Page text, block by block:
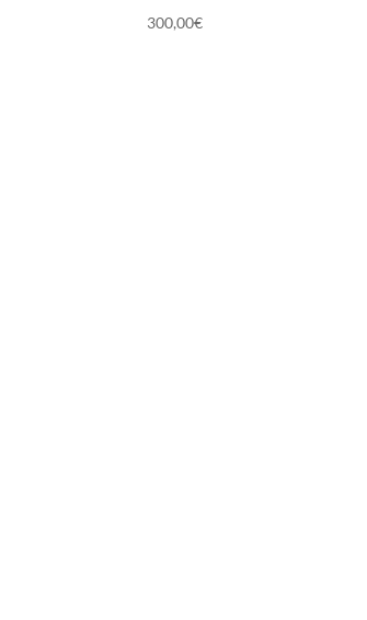
300,00€